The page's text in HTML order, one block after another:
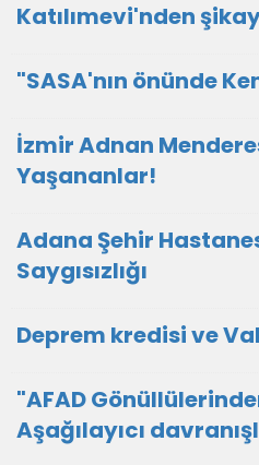
Katılımevi'nden
"SASA'nın önünde
İzmir Adnan
Yaşananlar!
Adana Şehir
Saygısızlığı
Deprem kredisi ve
"AFAD
Aşağılayıcı